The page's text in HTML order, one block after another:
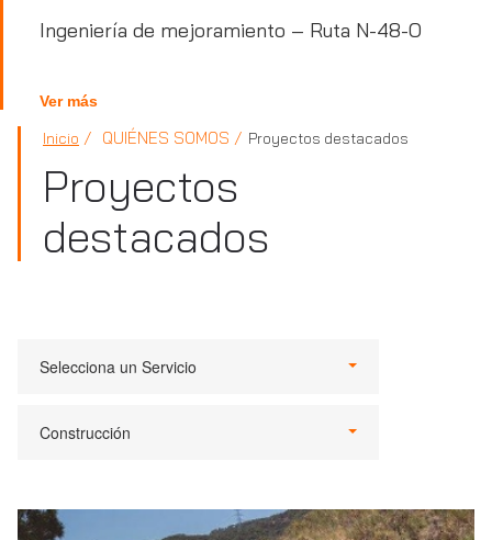
Ingeniería de mejoramiento – Ruta N-48-O
Ver más
Inicio QUIÉNES SOMOS Proyectos destacados
Proyectos
destacados
Selecciona un Servicio
Construcción